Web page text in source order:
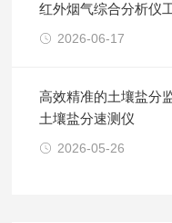
红外烟气综合分析仪
2026-06-17
高效精准的土壤盐
土壤盐分速测仪
2026-05-26